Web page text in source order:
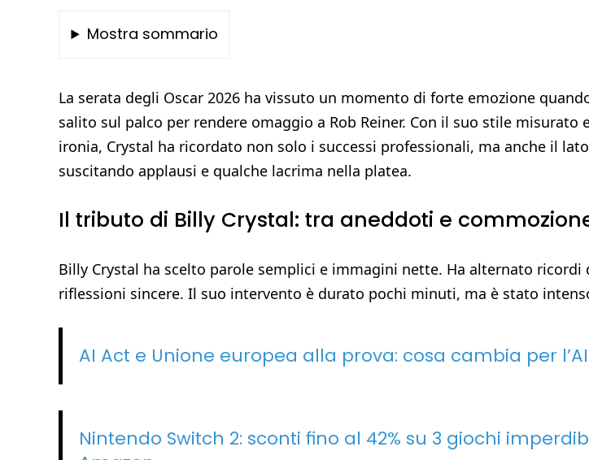
Mostra sommario
La serata degli Oscar 2026 ha vissuto un momento di forte emozione
salito sul palco per rendere omaggio a Rob Reiner. Con il suo stile misurato
ironia, Crystal ha ricordato non solo i successi professionali, ma anche il
suscitando applausi e qualche lacrima nella platea.
Il tributo di Billy Crystal: tra aneddoti e
Billy Crystal ha scelto parole semplici e immagini nette. Ha alternato ricordi
riflessioni sincere. Il suo intervento è durato pochi minuti, ma è stato
AI Act e Unione europea alla prova: cosa cambia per
Nintendo Switch 2: sconti fino al 42% su 3 giochi